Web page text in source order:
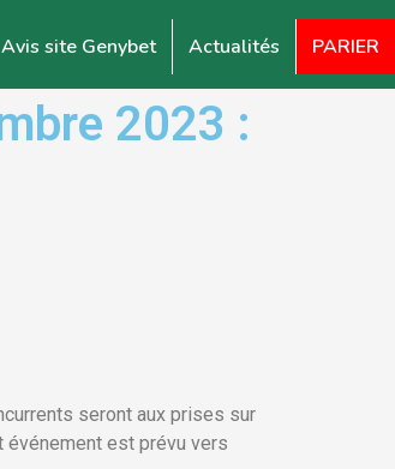
Avis site Genybet Actualités PARIER
2023 :
seront aux prises sur
événement est prévu vers